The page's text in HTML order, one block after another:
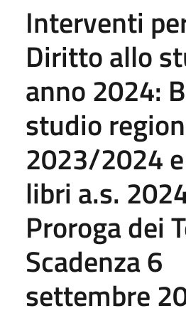
Interventi
Diritto allo
anno 2024:
studio
2023/2024
libri a.s.
Proroga dei
Scadenza 6
settembre